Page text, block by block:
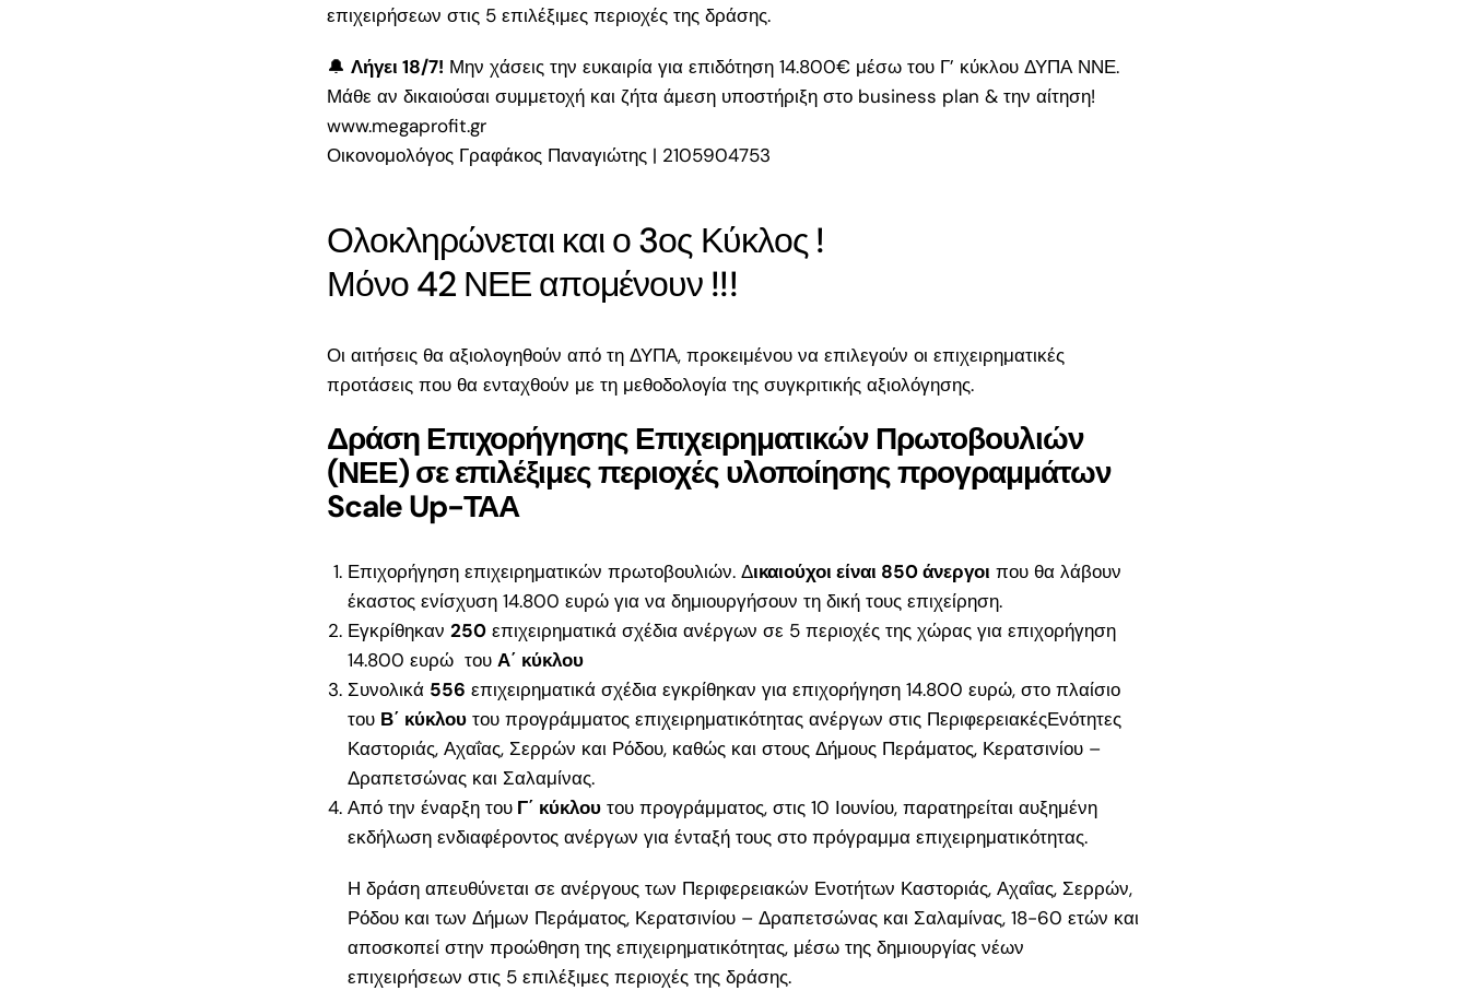
for:
Πρόσφατα
Πήρες Έγκριση για
ΔΥΠΑ 18-29 17.500€
Οδηγός Επιβίωσης για
τους Δικαιούχους του
ΔΥΠΑ ΝΕΕ 18-29
Ετων Αποτελέσματα
17.500€: Ενστάσεις
Επόμενα Βήματα
ΔΥΠΑ 17.500€ για 18–
29: Τι κάνεις μετά την
αίτηση μέχρι τα
αποτελέσματα
Νέο Πρόγραμμα για
Νέους Πτυχιούχους
2026: Επιδότηση έως
36.000€
στην Ελλάδα» 2026:
Ο πλήρης οδηγός για
ΜμΕ μεταποίησης
επιχειρήσεων στις 5 επιλέξιμες περιοχές της δράσης.
🔔 Λήγει 18/7! Μην χάσεις την ευκαιρία για επιδότηση 14.800€ μέσω του Γ’ κύκλου ΔΥΠΑ ΝΝΕ.
Μάθε αν δικαιούσαι συμμετοχή και ζήτα άμεση υποστήριξη στο business plan & την αίτηση!
www.megaprofit.gr
Οικονομολόγος Γραφάκος Παναγιώτης | 2105904753
Ολοκληρώνεται και ο 3ος Κύκλος !
Μόνο 42 ΝΕΕ απομένουν !!!
Οι αιτήσεις θα αξιολογηθούν από τη ΔΥΠΑ, προκειμένου να επιλεγούν οι επιχειρηματικές
προτάσεις που θα ενταχθούν με τη μεθοδολογία της συγκριτικής αξιολόγησης.
Δράση Επιχορήγησης Επιχειρηματικών Πρωτοβουλιών
(ΝΕΕ) σε επιλέξιμες περιοχές υλοποίησης προγραμμάτων
Scale Up-ΤΑΑ
Επιχορήγηση επιχειρηματικών πρωτοβουλιών. Δικαιούχοι είναι 850 άνεργοι που θα λάβουν
έκαστος ενίσχυση 14.800 ευρώ για να δημιουργήσουν τη δική τους επιχείρηση.
Εγκρίθηκαν 250επιχειρηματικά σχέδια ανέργων σε 5 περιοχές της χώρας για επιχορήγηση
14.800 ευρώ του Α΄ κύκλου
Συνολικά 556 επιχειρηματικά σχέδια εγκρίθηκαν για επιχορήγηση 14.800 ευρώ, στο πλαίσιο
του Β΄ κύκλουτου προγράμματος επιχειρηματικότητας ανέργων στις ΠεριφερειακέςΕνότητες
Καστοριάς, Αχαΐας, Σερρών και Ρόδου, καθώς και στους Δήμους Περάματος, Κερατσινίου –
Δραπετσώνας και Σαλαμίνας.
Από την έναρξη τουΓ΄ κύκλουτου προγράμματος, στις 10 Ιουνίου, παρατηρείται αυξημένη
εκδήλωση ενδιαφέροντος ανέργων για ένταξή τους στο πρόγραμμα επιχειρηματικότητας.
Η δράση απευθύνεται σε ανέργους των Περιφερειακών Ενοτήτων Καστοριάς, Αχαΐας, Σερρών,
Ρόδου και των Δήμων Περάματος, Κερατσινίου – Δραπετσώνας και Σαλαμίνας, 18-60 ετών και
αποσκοπεί στην προώθηση της επιχειρηματικότητας, μέσω της δημιουργίας νέων
επιχειρήσεων στις 5 επιλέξιμες περιοχές της δράσης.